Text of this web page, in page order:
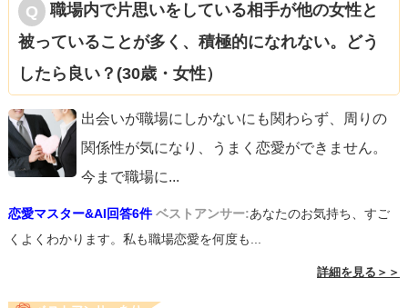
職場内で片思いをしている相手が他の女性と
被っていることが多く、積極的になれない。どう
したら良い？(30歳・女性）
出会いが職場にしかないにも関わらず、周りの
関係性が気になり、うまく恋愛ができません。
今まで職場に...
恋愛マスター&AI回答6件 ベストアンサー:あなたのお気持ち、すご
くよくわかります。私も職場恋愛を何度も...
詳細を見る＞＞